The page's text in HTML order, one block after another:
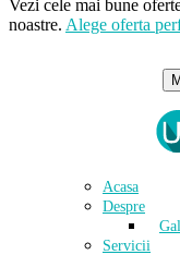
Vezi cele mai bune
noastre. Alege oferta
Acasa
Despre
Servicii